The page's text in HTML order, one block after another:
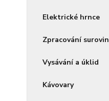
Elektrické hrnce
Zpracování surovin
Vysávání a úklid
Kávovary